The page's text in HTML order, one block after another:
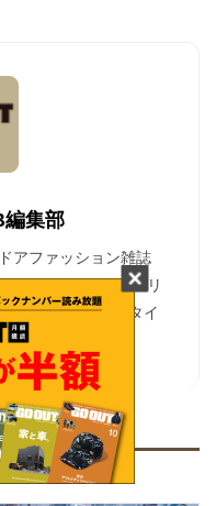
編集部
アファッション雑誌
よりリアルでタイムリ
トドア×ライフスタイ
。 (続きを見る)